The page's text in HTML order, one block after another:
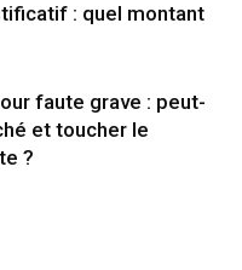
: quel montant
faute grave : peut-
et toucher le
?